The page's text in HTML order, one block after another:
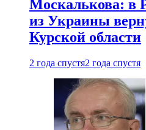
Москалькова: в
из Украины
Курской области
2 года спустя2 года спустя